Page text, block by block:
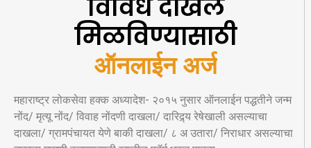
विविध दाखले
मिळविण्यासाठी
ऑनलाईन अर्ज
महाराष्ट्र लोकसेवा हक्क अध्यादेश- २०१५ नुसार ऑनलाईन पद्धतीने जन्म
नोंद/ मृत्यू नोंद/ विवाह नोंदणी दाखला/ दारिद्र्य रेषेखाली असल्याचा
दाखला/ ग्रामपंचायत येणे बाकी दाखला/ ८ अ उतारा/ निराधार असल्याचा